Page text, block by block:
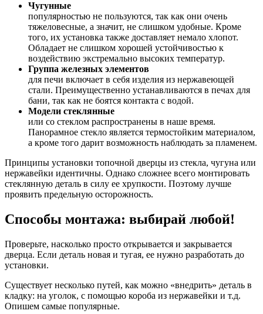
Чугунные
популярностью не пользуются, так как они очень
тяжеловесные, а значит, не слишком удобные. Кроме
того, их установка также доставляет немало хлопот.
Обладает не слишком хорошей устойчивостью к
воздействию экстремально высоких температур.
Группа железных элементов
для печи включает в себя изделия из нержавеющей
стали. Преимущественно устанавливаются в печах для
бани, так как не боятся контакта с водой.
Модели стеклянные
или со стеклом распространены в наше время.
Панорамное стекло является термостойким материалом,
а кроме того дарит возможность наблюдать за пламенем.
Принципы установки топочной дверцы из стекла, чугуна или
нержавейки идентичны. Однако сложнее всего монтировать
стеклянную деталь в силу ее хрупкости. Поэтому лучше
проявить предельную осторожность.
Способы монтажа: выбирай любой!
Проверьте, насколько просто открывается и закрывается
дверца. Если деталь новая и тугая, ее нужно разработать до
установки.
Существует несколько путей, как можно «внедрить» деталь в
кладку: на уголок, с помощью короба из нержавейки и т.д.
Опишем самые популярные.